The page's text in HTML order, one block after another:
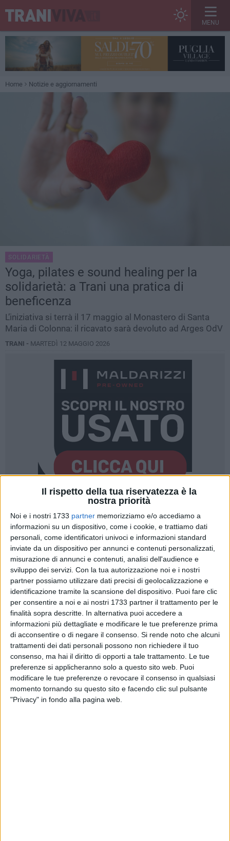
Il rispetto della tua riservatezza è la
nostra priorità
Noi e i nostri 1733 partner memorizziamo e/o accediamo a
informazioni su un dispositivo, come i cookie, e trattiamo dati
personali, come identificatori univoci e informazioni standard
inviate da un dispositivo per annunci e contenuti personalizzati,
misurazione di annunci e contenuti, analisi dell'audience e
sviluppo dei servizi. Con la tua autorizzazione noi e i nostri
partner possiamo utilizzare dati precisi di geolocalizzazione e
identificazione tramite la scansione del dispositivo. Puoi fare clic
per consentire a noi e ai nostri 1733 partner il trattamento per le
finalità sopra descritte. In alternativa puoi accedere a
informazioni più dettagliate e modificare le tue preferenze prima
di acconsentire o di negare il consenso. Si rende noto che alcuni
trattamenti dei dati personali possono non richiedere il tuo
consenso, ma hai il diritto di opporti a tale trattamento. Le tue
preferenze si applicheranno solo a questo sito web. Puoi
modificare le tue preferenze o revocare il consenso in qualsiasi
momento tornando su questo sito e facendo clic sul pulsante
"Privacy" in fondo alla pagina web.
MENU
Home Notizie e aggiornamenti
SOLIDARIETÀ
Yoga, pilates e sound healing per la
solidarietà: a Trani una pratica di
beneficenza
L’iniziativa si terrà il 17 maggio al Monastero di Santa
Maria di Colonna: il ricavato sarà devoluto ad Arges OdV
TRANI - MARTEDÌ 12 MAGGIO 2026
Una mattinata dedicata al benessere e alla solidarietà quella
in programma domenica 17 maggio 2026, alle ore 9:30,
presso il Monastero di S. Maria di Colonna a Trani.
L'iniziativa, organizzata da Armonia Yoga Studio in
collaborazione con Arges OdV, prevede una pratica di
beneficenza con lezioni di yoga, pilates e sound healing
finalizzate alla raccolta di donazioni.
L'intero ricavato sarà devoluto ad Arges OdV, associazione
impegnata nel sociale. Per informazioni e prenotazioni è
possibile contattare Rossana al numero 3715665395